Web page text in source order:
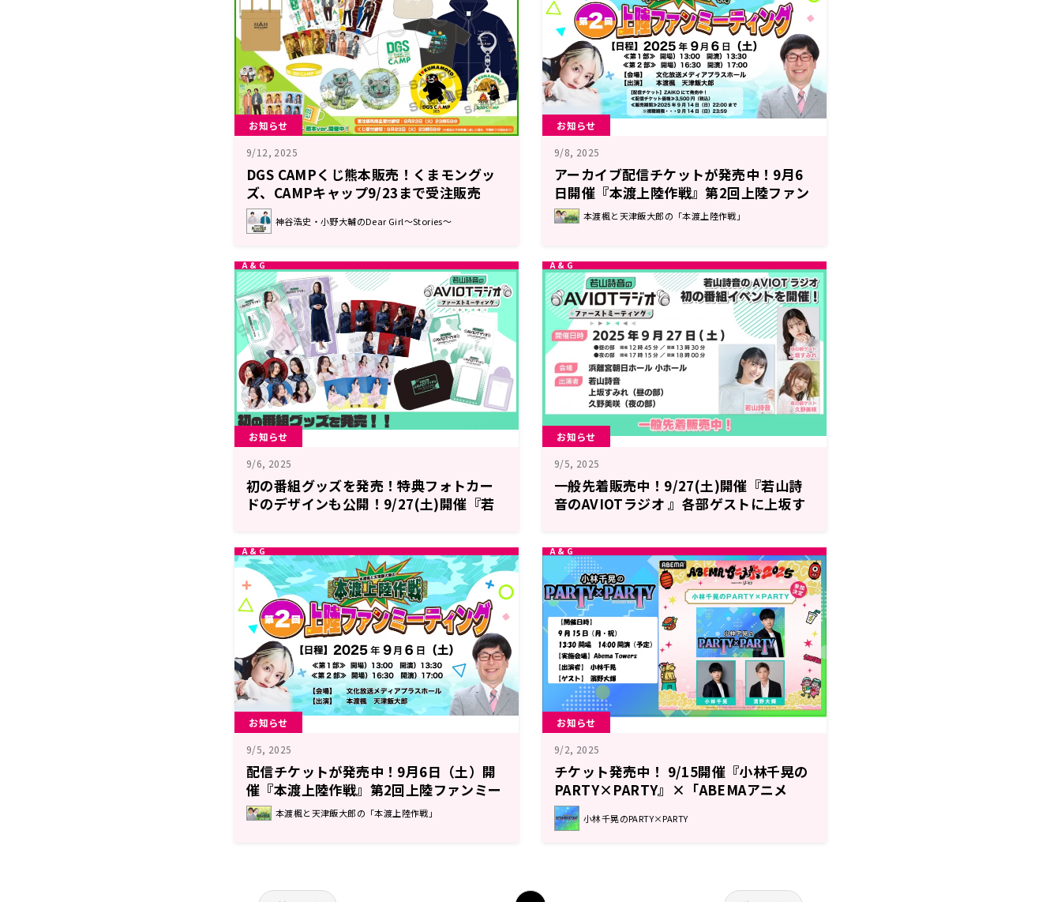
お知らせ
9/12, 2025
DGS CAMPくじ熊本販売！くまモングッ
ズ、CAMPキャップ9/23まで受注販売
【神谷浩史・小野大輔のDear Girl〜
Stories〜】
神谷浩史・小野大輔のDear Girl～Stories～
お知らせ
9/8, 2025
アーカイブ配信チケットが発売中！9月6
日開催『本渡上陸作戦』第2回上陸ファン
ミーティング
本渡楓と天津飯大郎の「本渡上陸作戦」
お知らせ
9/6, 2025
初の番組グッズを発売！特典フォトカー
ドのデザインも公開！9/27(土)開催『若
お知らせ
9/5, 2025
一般先着販売中！9/27(土)開催『若山詩
音のAVIOTラジオ 』各部ゲストに上坂す
お知らせ
9/5, 2025
配信チケットが発売中！9月6日（土）開
催『本渡上陸作戦』第2回上陸ファンミー
ティング本渡楓と天津飯大郎の「本渡上陸作戦」
お知らせ
9/2, 2025
チケット発売中！ 9/15開催『小林千晃の
PARTY×PARTY』×「ABEMAアニメ
祭」公開生放送！ゲストには濱野大輝さ
んが登場！
小林千晃のPARTY×PARTY